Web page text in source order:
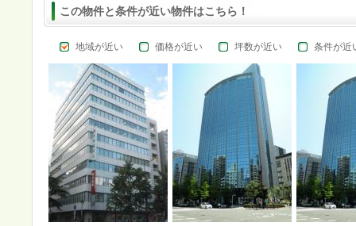
この物件と条件が近い物件はこちら！
地域が近い 価格が近い 坪数が近い 条件が近